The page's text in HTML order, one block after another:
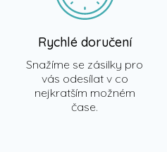
Rychlé doručení
Snažíme se zásilky pro
vás odesílat v co
nejkratším možném
čase.